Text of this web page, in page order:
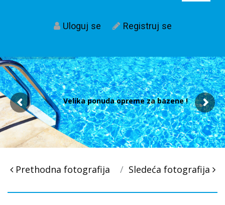
Uloguj se Registruj se
Velika ponuda opreme za bazene !
Post
Prethodna fotografija Sledeća fotografija